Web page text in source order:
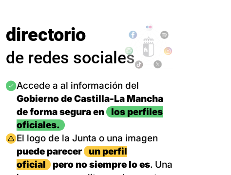
directorio
de redes sociales
Imagen
Accede a al información del
Gobierno de Castilla-La Mancha
de forma segura en
los perfiles
oficiales.
Imagen
El logo de la Junta o una imagen
puede parecer
un perfil
oficial
pero no siempre lo es. Una